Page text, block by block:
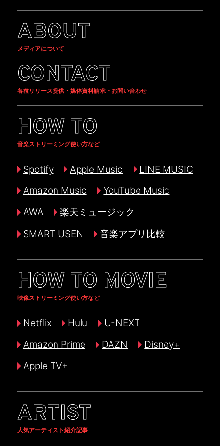
ABOUT
メディアについて
CONTACT
各種リリース提供・媒体資料請求・お問い合わせ
HOW TO
音楽ストリーミング使い方など
Spotify Apple Music
LINE MUSIC
Amazon Music
YouTube Music
AWA
楽天ミュージック
SMART USEN
音楽アプリ比較
HOW TO MOVIE
映像ストリーミング使い方など
Netflix Hulu
U-NEXT
Amazon Prime
DAZN
Disney+
Apple TV+
ARTIST
人気アーティスト紹介記事